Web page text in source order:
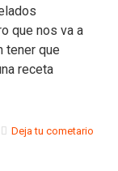
que nos va a
tener que
receta
Deja tu cometario